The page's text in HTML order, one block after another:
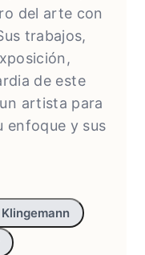
del arte con
trabajos,
de este
artista para
enfoque y sus